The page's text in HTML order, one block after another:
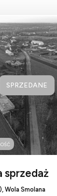
SPRZEDANE
sprzedaż
Wola Smolana